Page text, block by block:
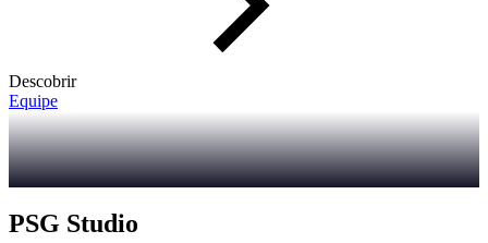
Descobrir
Equipe
PSG Studio